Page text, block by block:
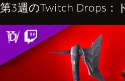
第3週のTwitch Drops：